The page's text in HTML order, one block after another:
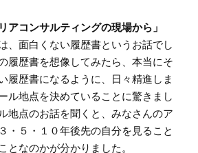
アコンサルティングの現場から」
、面白くない履歴書というお話でし
履歴書を想像してみたら、本当にそ
履歴書になるように、日々精進しま
ル地点を決めていることに驚きまし
地点のお話を聞くと、みなさんのア
・５・１０年後先の自分を見ること
となのかが分かりました。